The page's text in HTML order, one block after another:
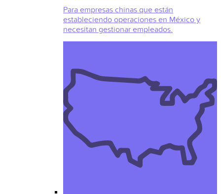
Para empresas chinas que están
estableciendo operaciones en México y
necesitan gestionar empleados.